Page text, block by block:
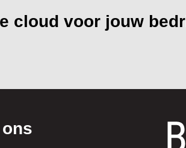
cloud voor jouw